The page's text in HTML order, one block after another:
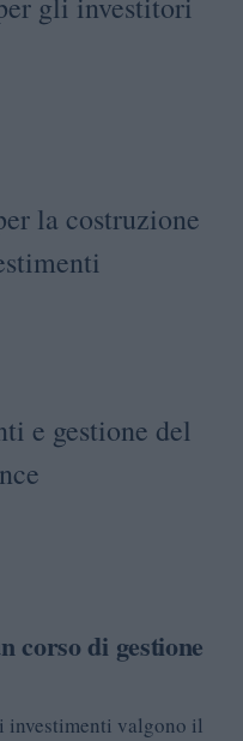
la costruzione
e gestione del
corso di gestione
investimenti valgono il